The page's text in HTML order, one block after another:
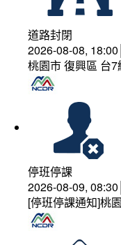
道路封閉
2026-08-08,
桃園市 復興區 台
停班停課
2026-08-09,
[停班停課通知]桃